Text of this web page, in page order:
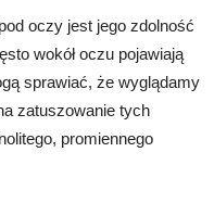
oczy jest jego zdolność
wokół oczu pojawiają
sprawiać, że wyglądamy
zatuszowanie tych
promiennego